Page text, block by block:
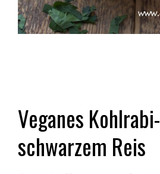
Veganes
schwarzem Reis